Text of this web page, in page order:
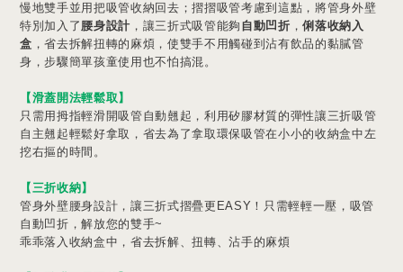
慢地雙手並用把吸管收納回去；摺摺吸管考慮到這點，將管身外壁
特別加入了 腰身設計 ，讓三折式吸管能夠 自動凹折 ，俐落收納入
盒 ，省去拆解扭轉的麻煩，使雙手不用觸碰到沾有飲品的黏膩管
身，步驟簡單孩童使用也不怕搞混。
【滑蓋開法輕鬆取 】
只需用拇指輕滑開吸管自動翹起，利用矽膠材質的彈性讓三折吸管
自主翹起輕鬆好拿取，省去為了拿取環保吸管在小小的收納盒中左
挖右摳的時間。
【三折收納】
管身外壁腰身設計，讓三折式摺疊更EASY！只需輕輕一壓，吸管
自動凹折，解放您的雙手~
乖乖落入收納盒中，省去拆解、扭轉、沾手的麻煩